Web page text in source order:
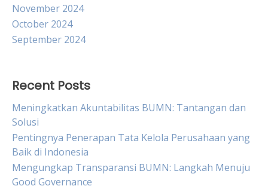
November 2024
October 2024
September 2024
Recent Posts
Meningkatkan Akuntabilitas BUMN: Tantangan dan
Solusi
Pentingnya Penerapan Tata Kelola Perusahaan yang
Baik di Indonesia
Mengungkap Transparansi BUMN: Langkah Menuju
Good Governance